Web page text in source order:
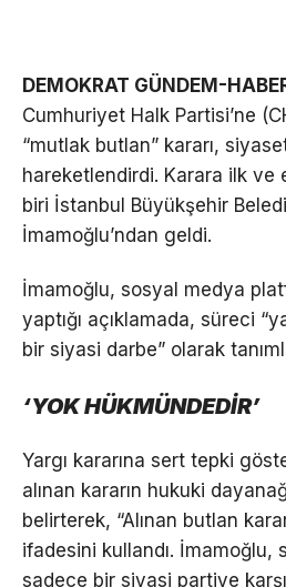
DEMOKRAT GÜNDEM-
Cumhuriyet Halk Partisi’ne
“mutlak butlan” kararı,
hareketlendirdi. Karara ilk ve
biri İstanbul Büyükşehir
İmamoğlu’ndan geldi.
İmamoğlu, sosyal medya
yaptığı açıklamada, süreci
bir siyasi darbe” olarak
‘YOK HÜKMÜNDEDİR’
Yargı kararına sert tepki
alınan kararın hukuki
belirterek, “Alınan butlan
ifadesini kullandı. İmamoğlu,
sadece bir siyasi partiye